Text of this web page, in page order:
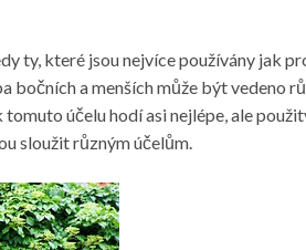
ty, které jsou nejvíce používány jak
a menších může být vedeno
tomuto účelu hodí asi nejlépe, ale
sloužit různým účelům.